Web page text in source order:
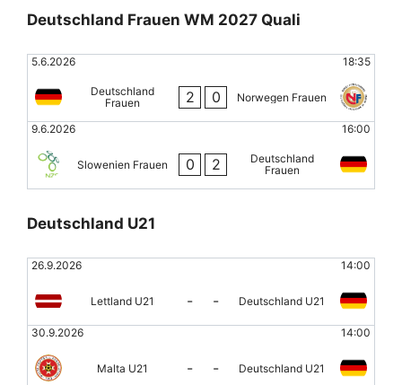
Deutschland Frauen WM 2027 Quali
5.6.2026 18:35
Deutschland
Frauen
2 0 Norwegen Frauen
9.6.2026 16:00
Slowenien Frauen 0 2
Deutschland
Frauen
Deutschland U21
26.9.2026 14:00
Lettland U21 - - Deutschland U21
30.9.2026 14:00
Malta U21 - - Deutschland U21